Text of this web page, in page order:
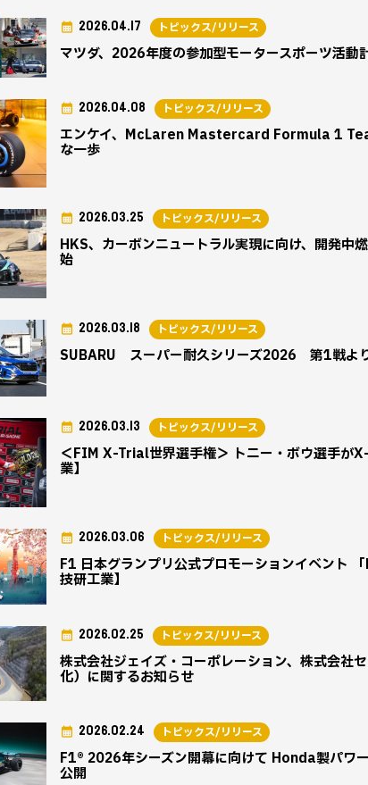
マツダ、2026年度の参加型モータースポーツ活動
2026.04.17 トピックス/リリース
エンケイ、McLaren Mastercard Formula 1
な一歩
2026.04.08 トピックス/リリース
HKS、カーボンニュートラル実現に向け、開発中
始
2026.03.25 トピックス/リリース
SUBARU スーパー耐久シリーズ2026 第1戦よ
2026.03.18 トピックス/リリース
＜FIM X-Trial世界選手権＞ トニー・ボウ選手が
業】
2026.03.13 トピックス/リリース
F1 日本グランプリ公式プロモーションイベント
技研工業】
2026.03.06 トピックス/リリース
株式会社ジェイズ・コーポレーション、株式会社
化）に関するお知らせ
2026.02.25 トピックス/リリース
F1® 2026年シーズン開幕に向けて Honda製パワ
公開
2026.02.24 トピックス/リリース